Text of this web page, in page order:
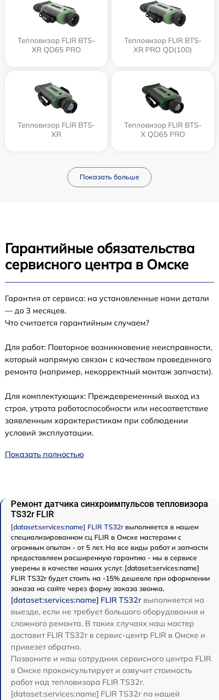
Тепловизор FLIR BTS-
XR QD65 PRO
Тепловизор FLIR BTS-
XR PRO QD(100)
Тепловизор FLIR BTS-
XR
Тепловизор FLIR BTS-
X QD65 PRO
Показать больше
Гарантийные обязательства
сервисного центра в Омске
Гарантия от сервиса: на установленные нами детали
— до 3 месяцев.
Что считается гарантийным случаем?
Для работ: Повторное возникновение неисправности,
который напрямую связан с качеством проведенного
ремонта (например, некорректный монтаж запчасти).
Для комплектующих: Преждевременный выход из
строя, утрата работоспособности или несоответствие
заявленным характеристикам при соблюдении
условий эксплуатации.
Показать полностью
Ремонт датчика синхроимпульсов тепловизора
TS32r FLIR
[dataset:services:name] FLIR TS32rвыполняется в нашем
специализированном сц FLIR в Омске мастерами с
огромным опытом - от 5 лет. На все виды работ и запчасти
предоставляем расширенную гарантию - мы в сервисе
уверены в качестве наших услуг. [dataset:services:name]
FLIR TS32r будет стоить на -15% дешевле при оформлении
заказа на сайте через форму заказа звонка.
[dataset:services:name] FLIR TS32r выполняется на
выезде, если не требует большого оборудования и
сложного ремонта. В таких случаях наш мастер
доставит FLIR TS32r в сервис-центр FLIR в Омске и
привезет обратно.
Позвоните и наш сотрудник сервисного центра FLIR
в Омске проконсультирует и озвучит стоимость
работ над тепловизора FLIR TS32r.
[dataset:services:name] FLIR TS32r по нашей